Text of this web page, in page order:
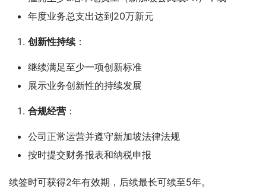
年度业务总支出达到20万新元
创新性持续：
继续满足至少一项创新标准
展示业务创新性的持续发展
合规经营 ：
公司正常运营并遵守新加坡法律法规
按时提交财务报表和纳税申报
续签时可获得2年有效期，后续最长可续至5年。